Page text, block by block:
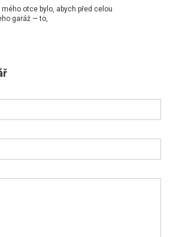
otce bylo, abych před celou
garáž — to,